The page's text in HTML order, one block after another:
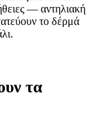
— αντηλιακή
το δέρμά
τα